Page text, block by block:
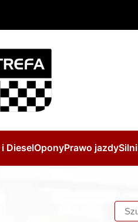
DieselOponyPrawo jazdy